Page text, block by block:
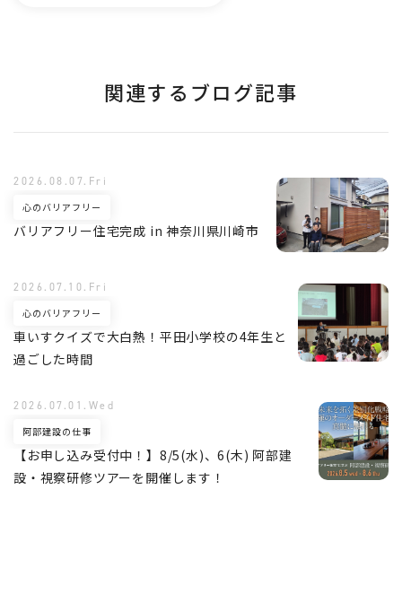
関連するブログ記事
バリアフリー住宅完成 in 神奈川県川崎市
心のバリアフリー
2026.08.07.Fri
車いすクイズで大白熱！平田小学校の4年生と
過ごした時間
心のバリアフリー
2026.07.10.Fri
【お申し込み受付中！】8/5(水)、6(木) 阿部建
設・視察研修ツアーを開催します！
阿部建設の仕事
2026.07.01.Wed